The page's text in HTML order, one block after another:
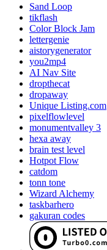
Sand Loop
tikflash
Color Block Jam
lettergenie
aistorygenerator
you2mp4
AI Nav Site
dropthecat
dropaway
Unique Listing.com
pixelflowlevel
monumentvalley 3
hexa away
brain test level
Hotpot Flow
catdom
tonn tone
Wizard Alchemy
taskbarhero
gakuran codes